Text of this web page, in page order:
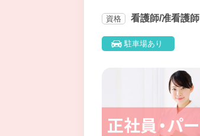
資格 看護師/准看護師
駐車場あり